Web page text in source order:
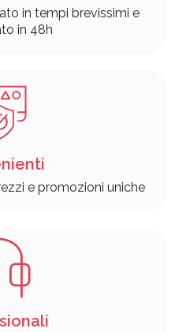
in tempi brevissimi e
in 48h
e promozioni uniche